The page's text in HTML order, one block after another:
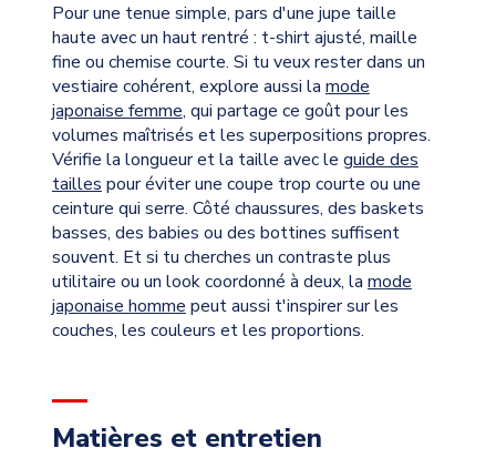
Pour une tenue simple, pars d'une jupe taille
haute avec un haut rentré : t-shirt ajusté, maille
fine ou chemise courte. Si tu veux rester dans un
vestiaire cohérent, explore aussi la mode
japonaise femme, qui partage ce goût pour les
volumes maîtrisés et les superpositions propres.
Vérifie la longueur et la taille avec le guide des
tailles pour éviter une coupe trop courte ou une
ceinture qui serre. Côté chaussures, des baskets
basses, des babies ou des bottines suffisent
souvent. Et si tu cherches un contraste plus
utilitaire ou un look coordonné à deux, la mode
japonaise homme peut aussi t'inspirer sur les
couches, les couleurs et les proportions.
Matières et entretien